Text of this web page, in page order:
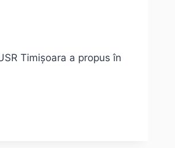
Timișoara a propus în